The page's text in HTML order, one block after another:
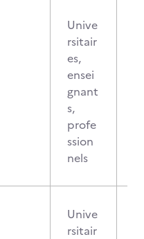
Unive
rsitair
es,
ensei
gnant
s,
profe
ssion
nels
Unive
rsitair